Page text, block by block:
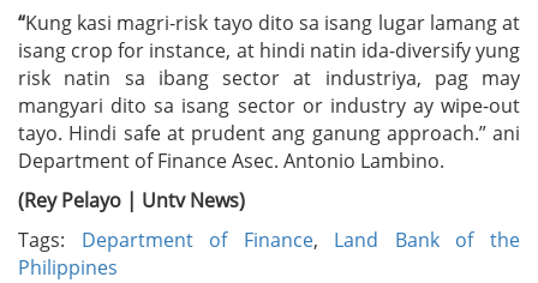
“Kung kasi magri-risk tayo dito sa isang lugar lamang at
isang crop for instance, at hindi natin ida-diversify yung
risk natin sa ibang sector at industriya, pag may
mangyari dito sa isang sector or industry ay wipe-out
tayo. Hindi safe at prudent ang ganung approach.” ani
Department of Finance Asec. Antonio Lambino.
(Rey Pelayo | Untv News)
Tags: Department of Finance, Land Bank of the
Philippines